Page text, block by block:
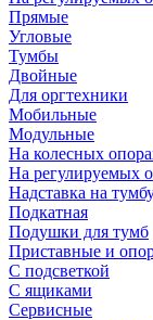
Прямые
Угловые
Тумбы
Двойные
Для оргтехники
Мобильные
Модульные
На колесных
На регулируемых
Надставка на
Подкатная
Подушки для тумб
Приставные и
С подсветкой
С ящиками
Сервисные